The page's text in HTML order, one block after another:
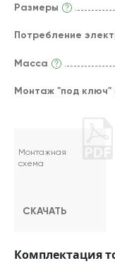
Размеры
Потребление
Масса
Монтаж "под ключ"
Монтажная
схема
СКАЧАТЬ
Комплектация